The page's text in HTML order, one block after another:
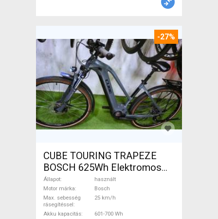
-27%
CUBE TOURING TRAPEZE
BOSCH 625Wh Elektromos
Trekking/cross 25 km/h
Bosch 601-700 Wh használt
ELADÓ
Állapot
használt
Motor márka
Bosch
Max. sebesség
rásegítéssel
25 km/h
Akku kapacitás
601-700 Wh